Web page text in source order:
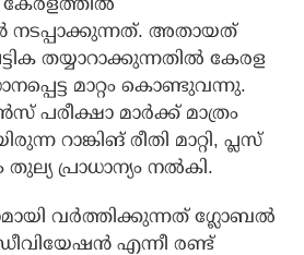
നടപ്പാക്കുന്നത്. അതായത്
തയ്യാറാക്കുന്നതിൽ കേരള
മാറ്റം കൊണ്ടുവന്നു.
മാർക്ക് മാത്രം
റാങ്കിങ് രീതി മാറ്റി, പ്ലസ്
പ്രാധാന്യം നൽകി.
വർത്തിക്കുന്നത് ഗ്ലോബൽ
എന്നീ രണ്ട്